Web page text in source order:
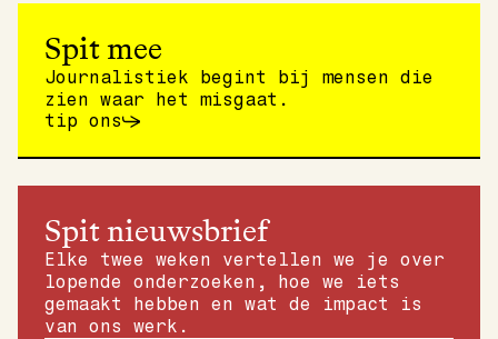
Spit mee
Journalistiek begint bij mensen die
zien waar het misgaat.
tip ons
Spit nieuwsbrief
Elke twee weken vertellen we je over
lopende onderzoeken, hoe we iets
gemaakt hebben en wat de impact is
van ons werk.